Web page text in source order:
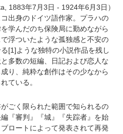
1883年7月3日 - 1924年6月3日）
出身のドイツ語作家。プラハの
学んだのち保険局に勤めながら
浮ついたような孤独感と不安の
[1]ような独特の小説作品を残し
多数の短編、日記および恋人な
り、純粋な創作はその少なから
ている。
ごく限られた範囲で知られるの
『審判』『城』『失踪者』を始
ロートによって発表されて再発